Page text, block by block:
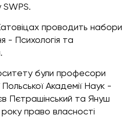
SWPS.
проводить набори
- Психологія та
були професори
Польської Академії Наук -
Пєтрашінський та Януш
право власності